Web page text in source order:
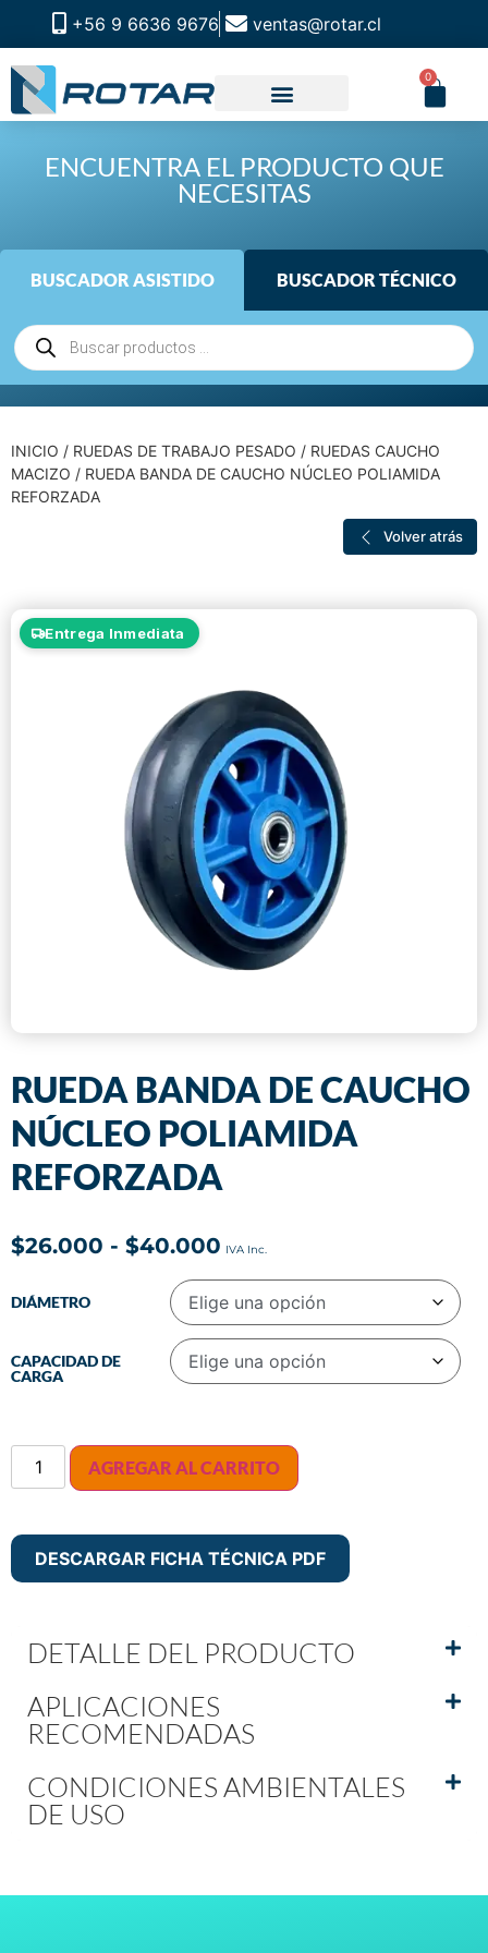
+56 9 6636 9676 ventas@rotar.cl
0
ENCUENTRA EL PRODUCTO QUE
NECESITAS
BUSCADOR ASISTIDO BUSCADOR TÉCNICO
INICIO / RUEDAS DE TRABAJO PESADO / RUEDAS CAUCHO
MACIZO / RUEDA BANDA DE CAUCHO NÚCLEO POLIAMIDA
REFORZADA
Volver atrás
Entrega Inmediata
RUEDA BANDA DE CAUCHO
NÚCLEO POLIAMIDA
REFORZADA
$26.000 - $40.000
DIÁMETRO
CAPACIDAD DE
CARGA
AGREGAR AL CARRITO
DESCARGAR FICHA TÉCNICA PDF
DETALLE DEL PRODUCTO
APLICACIONES
RECOMENDADAS
CONDICIONES AMBIENTALES
DE USO